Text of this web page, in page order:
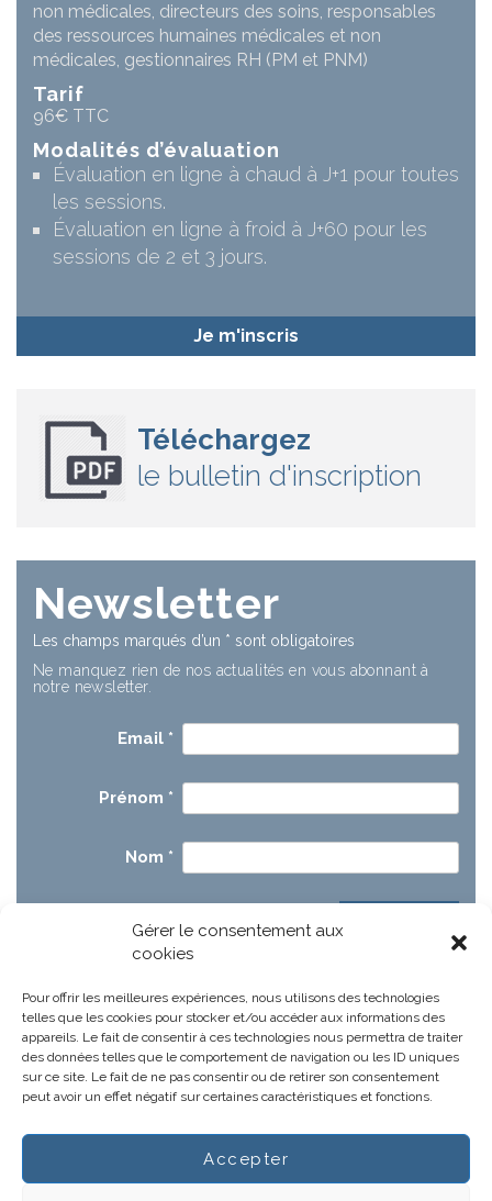
Gérer le consentement aux
cookies
Pour offrir les meilleures expériences, nous utilisons des technologies
telles que les cookies pour stocker et/ou accéder aux informations des
appareils. Le fait de consentir à ces technologies nous permettra de traiter
des données telles que le comportement de navigation ou les ID uniques
sur ce site. Le fait de ne pas consentir ou de retirer son consentement
peut avoir un effet négatif sur certaines caractéristiques et fonctions.
Accepter
non médicales, directeurs des soins, responsables
des ressources humaines médicales et non
médicales, gestionnaires RH (PM et PNM)
Tarif
96€ TTC
Modalités d’évaluation
Évaluation en ligne à chaud à J+1 pour toutes
les sessions.
Évaluation en ligne à froid à J+60 pour les
sessions de 2 et 3 jours.
Je m'inscris
Téléchargez
le bulletin d'inscription
Newsletter
Les champs marqués d’un * sont obligatoires
Ne manquez rien de nos actualités en vous abonnant à
notre newsletter.
Email *
Prénom *
Nom *